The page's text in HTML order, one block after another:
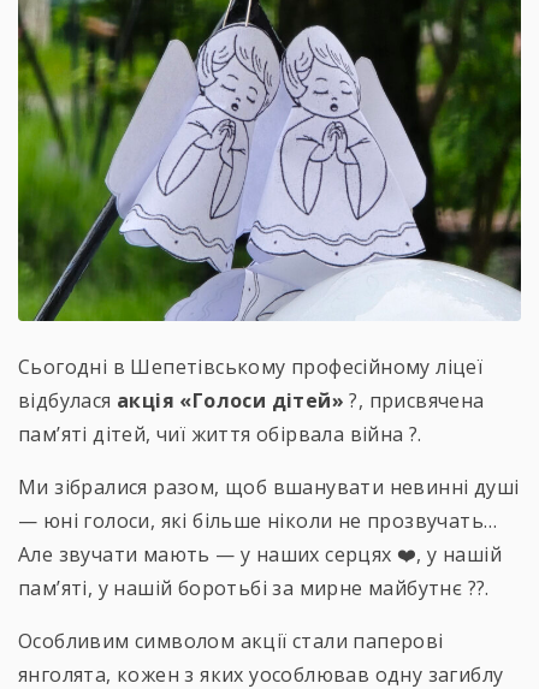
Сьогодні в Шепетівському професійному ліцеї
відбулася акція «Голоси дітей» ?️, присвячена
пам’яті дітей, чиї життя обірвала війна ?.
Ми зібралися разом, щоб вшанувати невинні душі
— юні голоси, які більше ніколи не прозвучать…
Але звучати мають — у наших серцях ❤️, у нашій
пам’яті, у нашій боротьбі за мирне майбутнє ??.
Особливим символом акції стали паперові
янголята, кожен з яких уособлював одну загиблу